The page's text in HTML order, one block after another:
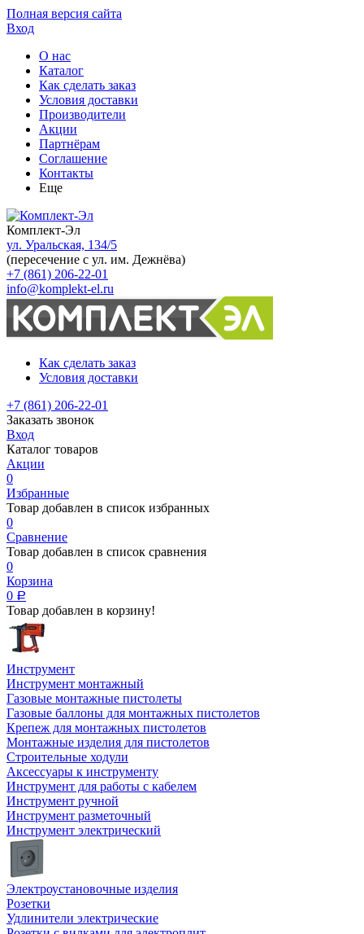
Полная версия сайта
Вход
О нас
Каталог
Как сделать заказ
Условия доставки
Производители
Акции
Партнёрам
Соглашение
Контакты
Еще
Комплект-Эл
ул. Уральская, 134/5
(пересечение с ул. им. Дежнёва)
+7 (861) 206-22-01
info@komplekt-el.ru
Как сделать заказ
Условия доставки
+7 (861) 206-22-01
Заказать звонок
Вход
Каталог товаров
Акции
0
Избранные
Товар добавлен в список избранных
0
Сравнение
Товар добавлен в список сравнения
0
Корзина
0 Р
Товар добавлен в корзину!
Инструмент
Инструмент монтажный
Газовые монтажные пистолеты
Газовые баллоны для монтажных пистолетов
Крепеж для монтажных пистолетов
Монтажные изделия для пистолетов
Строительные ходули
Аксессуары к инструменту
Инструмент для работы с кабелем
Инструмент ручной
Инструмент разметочный
Инструмент электрический
Электроустановочные изделия
Розетки
Удлинители электрические